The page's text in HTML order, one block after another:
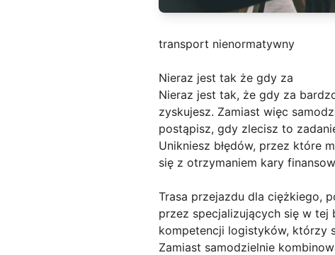
transport nienormatywny
Nieraz jest tak że gdy za
Nieraz jest tak, że gdy za
zyskujesz. Zamiast więc
postąpisz, gdy zlecisz to
Unikniesz błędów, przez które
się z otrzymaniem kary
Trasa przejazdu dla ciężkiego,
przez specjalizujących się w
kompetencji logistyków, którzy
Zamiast samodzielnie